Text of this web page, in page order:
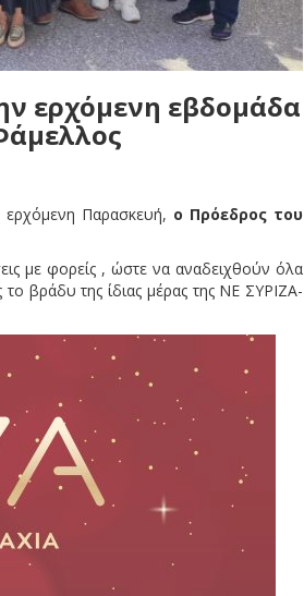
ερχόμενη εβδομάδα
ερχόμενη Παρασκευή, ο Πρόεδρος του
με φορείς , ώστε να αναδειχθούν όλα
βράδυ της ίδιας μέρας της ΝΕ ΣΥΡΙΖΑ-